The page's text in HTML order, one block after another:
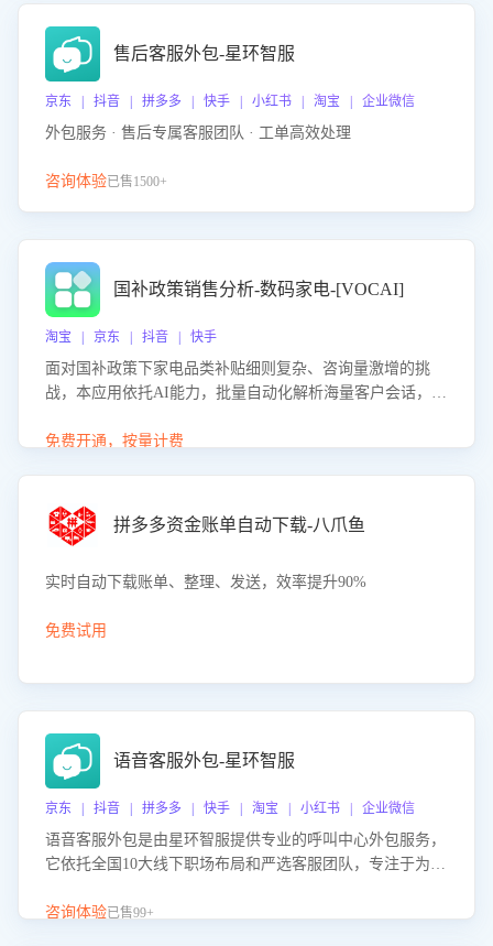
售后客服外包-星环智服
京东 | 抖音 | 拼多多 | 快手 | 小红书 | 淘宝 | 企业微信
外包服务 · 售后专属客服团队 · 工单高效处理
咨询体验已售1500+
国补政策销售分析-数码家电-[VOCAI]
淘宝 | 京东 | 抖音 | 快手
面对国补政策下家电品类补贴细则复杂、咨询量激增的挑
战，本应用依托AI能力，批量自动化解析海量客户会话，精
购买意向，深度洞察决策动因。同时全面评估客服团队政策
度、客服转化能力及销售业绩。
免费开通，按量计费
拼多多资金账单自动下载-八爪鱼
实时自动下载账单、整理、发送，效率提升90%
免费试用
语音客服外包-星环智服
京东 | 抖音 | 拼多多 | 快手 | 淘宝 | 小红书 | 企业微信
语音客服外包是由星环智服提供专业的呼叫中心外包服务，
它依托全国10大线下职场布局和严选客服团队，专注于为企
客服团队和智能工具提升语音客服服务效率和质量，帮助企
咨询体验已售99+